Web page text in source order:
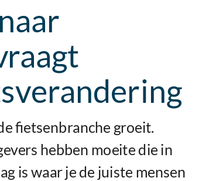
fietsenbranche groeit.
hebben moeite die in
is waar je de juiste mensen